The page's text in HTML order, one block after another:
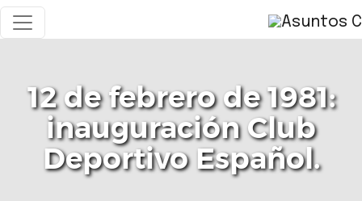
12 de febrero de 1981:
inauguración Club
Deportivo Español.